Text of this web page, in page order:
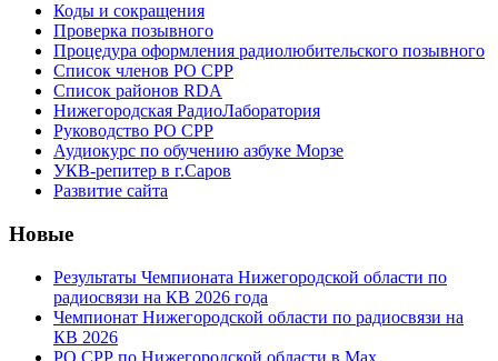
Коды и сокращения
Проверка позывного
Процедура оформления радиолюбительского позывного
Список членов РО СРР
Список районов RDA
Нижегородская РадиоЛаборатория
Руководство РО СРР
Аудиокурс по обучению азбуке Морзе
УКВ-репитер в г.Саров
Развитие сайта
Новые
Результаты Чемпионата Нижегородской области по
радиосвязи на КВ 2026 года
Чемпионат Нижегородской области по радиосвязи на
КВ 2026
РО СРР по Нижегородской области в Max